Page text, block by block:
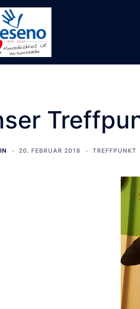
20. FEBRUAR 2018 TREFFPUNKT